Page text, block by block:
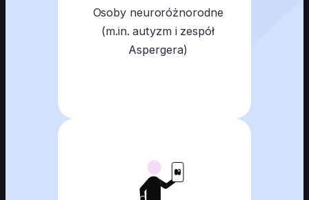
Osoby neuroróżnorodne
(m.in. autyzm i zespół
Aspergera)